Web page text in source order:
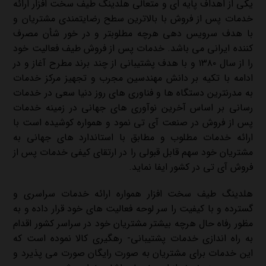
یکی از اهداف پایه ای و متعالی هلدینگ طيف سخت افزار ارائه
خدمات پس از فروش با بالاترین سطح رضایتمندی مشتریان و
با هدف سرویس دهی هرچه مطلوبتر و در خور شأن مصرف
کننده ایرانی می باشد. خدمات پس از فروش طيف فعالیت خود
را از سال ۱۳۸۰ و با هدف پشتیبانی از چند برند مطرح آغاز و در
ادامه با تکیه بر دانش مهندسین مجرب و تجهیز مرکز خدمات
به مدرنترین دستگاه ها و فناوری های روز دنیا سعی در خدمات
رسانی بر اساس آخرین نوآوری های جهانی در زمینه خدمات
پس از فروش در صنعت آی تی نمود و همواره کوشیده است با
ارائه خدمات مطلوب و مطابق با استاندارد های جهانی به
مشتریان خود سهم قابل قبولی را در ارتقای کیفی خدمات پس از
فروش آی تی در کشور ایفا نماید.
هلدینگ طيف سخت افزار همواره ارائه خدمات سراسری و
گسترده و با کیفیت را سر لوحه فعالیت های خود قرار داده و به
مظور رفاه حال هرچه بیشتر مشتریان خود در سراسر کشور اقدام
به راه اندازی خدمات پشتیبانی- رهگیری کالا نموده است که
این خدمات برای مشتریان به صورت رایگان صورت می پذیرد و